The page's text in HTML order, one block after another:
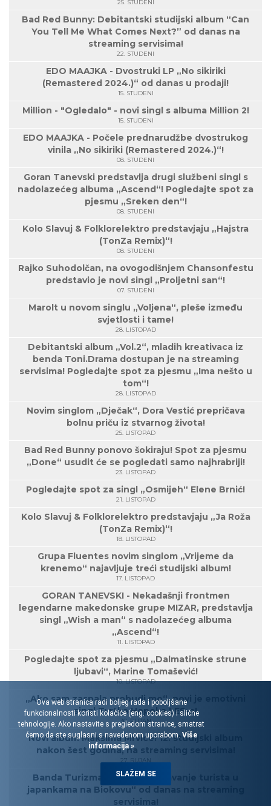
25. STUDENI
Bad Red Bunny: Debitantski studijski album “Can
You Tell Me What Comes Next?” od danas na
streaming servisima!
22. STUDENI
EDO MAAJKA - Dvostruki LP „No sikiriki
(Remastered 2024.)“ od danas u prodaji!
15. STUDENI
Million - "Ogledalo" - novi singl s albuma Million 2!
15. STUDENI
EDO MAAJKA - Počele prednarudžbe dvostrukog
vinila „No sikiriki (Remastered 2024.)“!
08. STUDENI
Goran Tanevski predstavlja drugi službeni singl s
nadolazećeg albuma „Ascend“! Pogledajte spot za
pjesmu „Sreken den“!
08. STUDENI
Kolo Slavuj & Folklorelektro predstavjaju „Hajstra
(TonZa Remix)“!
08. STUDENI
Rajko Suhodolčan, na ovogodišnjem Chansonfestu
predstavio je novi singl „Proljetni san“!
07. STUDENI
Marolt u novom singlu „Voljena“, pleše između
svjetlosti i tame!
28. LISTOPAD
Debitantski album „Vol.2“, mladih kreativaca iz
benda Toni.Drama dostupan je na streaming
servisima! Pogledajte spot za pjesmu „Ima nešto u
tom“!
28. LISTOPAD
Novim singlom „Dječak“, Dora Vestić prepričava
bolnu priču iz stvarnog života!
25. LISTOPAD
Bad Red Bunny ponovo šokiraju! Spot za pjesmu
„Done“ usudit će se pogledati samo najhrabriji!
23. LISTOPAD
Pogledajte spot za singl „Osmijeh“ Elene Brnić!
21. LISTOPAD
Kolo Slavuj & Folklorelektro predstavjaju „Ja Roža
(TonZa Remix)“!
18. LISTOPAD
Grupa Fluentes novim singlom „Vrijeme da
krenemo“ najavljuje treći studijski album!
17. LISTOPAD
GORAN TANEVSKI - Nekadašnji frontmen
legendarne makedonske grupe MIZAR, predstavlja
singl „Wish a man“ s nadolazećeg albuma
„Ascend“!
11. LISTOPAD
Pogledajte spot za pjesmu „Dalmatinske strune
ljubavi“, Marine Tomašević!
10. LISTOPAD
„Ako sam zaspala probudi me“, novi je emotivni
singl Tvrtka Hopeka LES-a!
30. RUJAN
Novi album Maksima Mrvice! 12. studijski album
nakon šest godina, na streaming servisima!
27. RUJAN
Banda Turizma: Album „Spašavanje turista u
japankama na Biokovu“ od danas na streaming
servisima!
Ova web stranica radi boljeg rada i poboljšane
funkcionalnosti koristi kolačiće (eng. cookies) i slične
tehnologije. Ako nastavite s pregledom stranice, smatrat
ćemo da ste suglasni s navedenom uporabom.Više
informacija »
SLAŽEM SE